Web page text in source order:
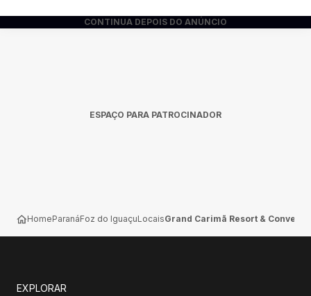
CONTINUA DEPOIS DO ANÚNCIO
ESPAÇO PARA PATROCINADOR
HomeParanáFoz do IguaçuLocaisGrand Carimã Resort &
EXPLORAR